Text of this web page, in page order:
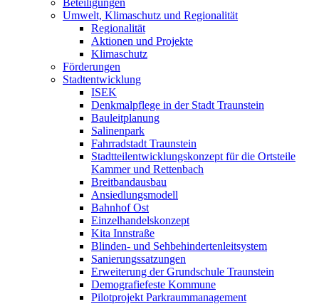
Beteiligungen
Umwelt, Klimaschutz und Regionalität
Regionalität
Aktionen und Projekte
Klimaschutz
Förderungen
Stadtentwicklung
ISEK
Denkmalpflege in der Stadt Traunstein
Bauleitplanung
Salinenpark
Fahrradstadt Traunstein
Stadtteilentwicklungskonzept für die Ortsteile
Kammer und Rettenbach
Breitbandausbau
Ansiedlungsmodell
Bahnhof Ost
Einzelhandelskonzept
Kita Innstraße
Blinden- und Sehbehindertenleitsystem
Sanierungssatzungen
Erweiterung der Grundschule Traunstein
Demografiefeste Kommune
Pilotprojekt Parkraummanagement